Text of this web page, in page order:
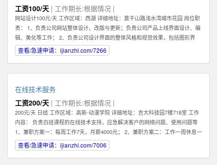
工资100/天 | 工作期长:根据情况 |
网站设计100元/天 工作区域：西湖 详细地址：莫干山路浅水湾城市花园 岗位职
责： 1、负责公司网站整体设计、改版与更新；负责公司产品上线界面设计、编
辑、美化等工作； 2、负责公司设计界面的整体风格和视觉效果，包括图形界
面，交互设计，logo及icon设计等； 3、熟练把握网页各元素和要件，能够独立
进行网站美工布局的设计； 4、不断完善和熟悉，负责网站整体架构的设计和网
的收集、整理、汇总、归档等工作，为公司各项目的成功开发提供优质素材；
6、负责公司产品包括网页和手机应用程序等的人机交互界面设计，提高用户使
用体验； 7、根据项目具体要求解决各类UI设计和优化问题。 职位要求： 1、一
年以上相关专业工作经验。 2、熟练使用设计工具如Photoshop，Illustrator，
Flash等；掌握HTML，XHTML，CSS，XML，JavaScrip等常用语言软件。 3、
具有丰富的视觉创作经验和独到的审美修养 4、具备优秀的网站整体策划、设计
能力,有丰富的网页设计经验. 有意向的请直接电话联系，附上您的案例作品。
查看/急速申请：ijianzhi.com/7266
在线技术服务
工资200/天 | 工作期长:根据情况 |
200元/天 日结 工作区域：高新-动漫学院 详细地址：吉大科技园7楼718室 工作
内容： 负责白班课程的在线技术支持，应急解决客户的网络问题、使用问题等
1、兼职方案一：每周工作7天，月薪4000元； 2、兼职方案二：工作一周休息一
周，月薪2000元 3、7月9日开始正式上班 4、兼职大学生暑假打工优先考虑 联
系方式 王先生
查看/急速申请：ijianzhi.com/7006